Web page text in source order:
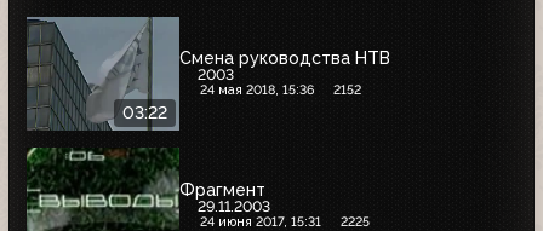
03:22
Смена руководства НТВ
2003
24 мая 2018, 15:36 2152
Фрагмент
29.11.2003
24 июня 2017, 15:31 2225